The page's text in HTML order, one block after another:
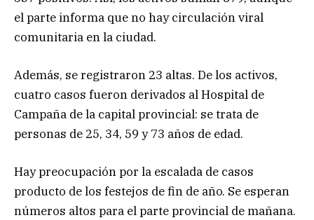
el parte informa que no hay circulación viral
comunitaria en la ciudad.
Además, se registraron 23 altas. De los activos,
cuatro casos fueron derivados al Hospital de
Campaña de la capital provincial: se trata de
personas de 25, 34, 59 y 73 años de edad.
Hay preocupación por la escalada de casos
producto de los festejos de fin de año. Se esperan
números altos para el parte provincial de mañana.